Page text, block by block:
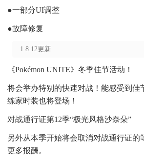
●一部分UI调整
●故障修复
1.8.12更新
《Pokémon UNITE》冬季佳节活动！
将会举办特别的快速对战！能感受到佳
练家时装也将登场！
对战通行证第12季“极光风格沙奈朵”
另外从本季开始将会取消对战通行证的
更多报酬。